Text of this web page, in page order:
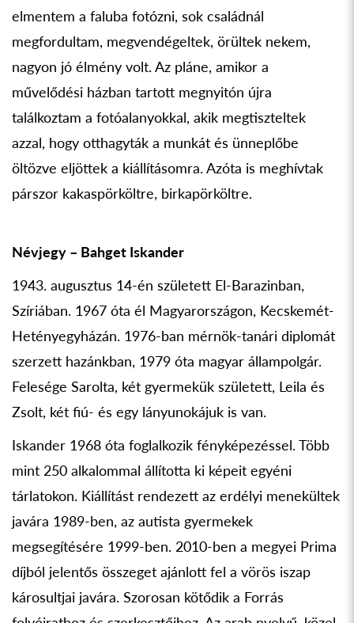
elmentem a faluba fotózni, sok családnál
megfordultam, megvendégeltek, örültek nekem,
nagyon jó élmény volt. Az pláne, amikor a
művelődési házban tartott megnyitón újra
találkoztam a fotóalanyokkal, akik megtiszteltek
azzal, hogy otthagyták a munkát és ünneplőbe
öltözve eljöttek a kiállításomra. Azóta is meghívtak
párszor kakaspörköltre, birkapörköltre.
Névjegy – Bahget Iskander
1943. augusztus 14-én született El-Barazinban,
Szíriában. 1967 óta él Magyarországon, Kecskemét-
Hetényegyházán. 1976-ban mérnök-tanári diplomát
szerzett hazánkban, 1979 óta magyar állampolgár.
Felesége Sarolta, két gyermekük született, Leila és
Zsolt, két fiú- és egy lányunokájuk is van.
Iskander 1968 óta foglalkozik fényképezéssel. Több
mint 250 alkalommal állította ki képeit egyéni
tárlatokon. Kiállítást rendezett az erdélyi menekültek
javára 1989-ben, az autista gyermekek
megsegítésére 1999-ben. 2010-ben a megyei Prima
díjból jelentős összeget ajánlott fel a vörös iszap
károsultjai javára. Szorosan kötődik a Forrás